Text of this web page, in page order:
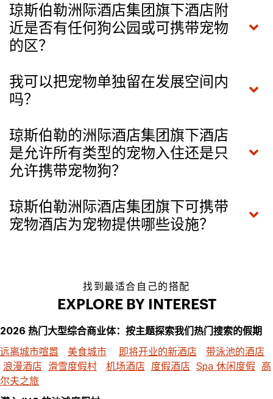
琼斯伯勒洲际酒店集团旗下酒店附
近是否有任何狗公园或可携带宠物
的区？
我可以把宠物单独留在发展空间内
吗？
琼斯伯勒的洲际酒店集团旗下酒店
是允许所有类型的宠物入住还是只
允许携带宠物狗？
琼斯伯勒洲际酒店集团旗下可携带
宠物酒店为宠物提供哪些设施？
找到最适合自己的搭配
EXPLORE BY INTEREST
2026 热门大型综合商业体：按主题探索我们热门搜索的假期
远离城市喧嚣
美食城市 即将开业的新酒店
带泳池的酒店
浪漫酒店 滑雪度假村 机场酒店 度假酒店 Spa 休闲度假 高
尔夫之旅